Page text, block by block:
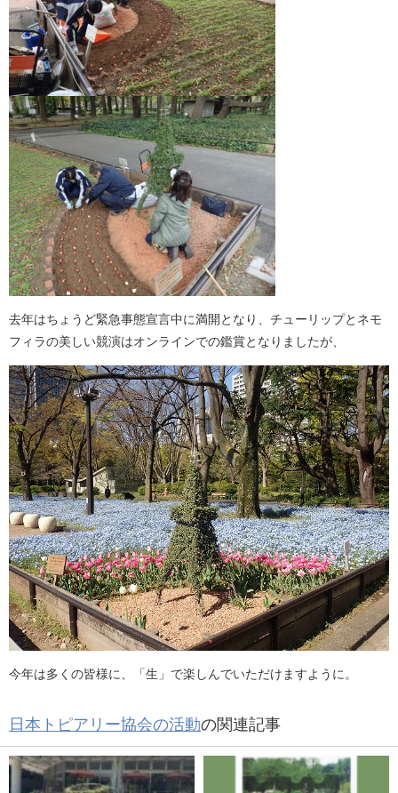
去年はちょうど緊急事態宣言中に満開となり、チューリップとネモ
フィラの美しい競演はオンラインでの鑑賞となりましたが、
今年は多くの皆様に、「生」で楽しんでいただけますように。
日本トピアリー協会の活動の関連記事